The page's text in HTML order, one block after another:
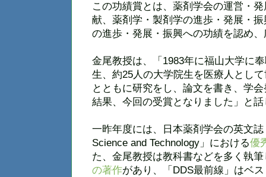
この功績賞とは、薬剤学会の運営・
献、薬剤学・製剤学の進歩・発展・
の進歩・発展・振興への功績を認め
金尾教授は、「1983年に福山大学に
生、約25人の大学院生を医療人とし
とともに研究をし、論文を書き、学
結果、今回の受賞となりました」と
一昨年度には、日本薬剤学会の英文
Science and Technology」における優
た、金尾教授は教科書などを多く執
の著作があり、「DDS最前線」はベ